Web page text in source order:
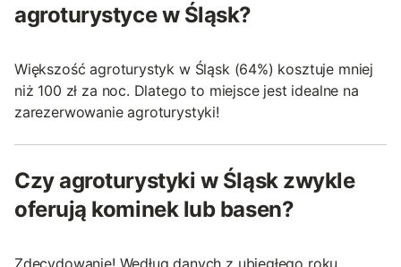
agroturystyce w Śląsk?
Większość agroturystyk w Śląsk (64%) kosztuje mniej
niż 100 zł za noc. Dlatego to miejsce jest idealne na
zarezerwowanie agroturystyki!
Czy agroturystyki w Śląsk zwykle
oferują kominek lub basen?
Zdecydowanie! Według danych z ubiegłego roku,